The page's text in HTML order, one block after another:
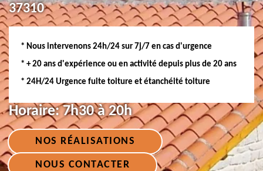
37310
* Nous intervenons 24h/24 sur 7j/7 en cas d'urgence
* + 20 ans d'expérience ou en activité depuis plus de 20 ans
* 24H/24 Urgence fuite toiture et étanchéité toiture
Horaire:7h30 à 20h
NOS RÉALISATIONS
NOUS CONTACTER